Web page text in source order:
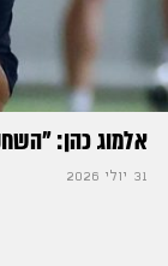
אלמוג כהן:
31 יולי 2026